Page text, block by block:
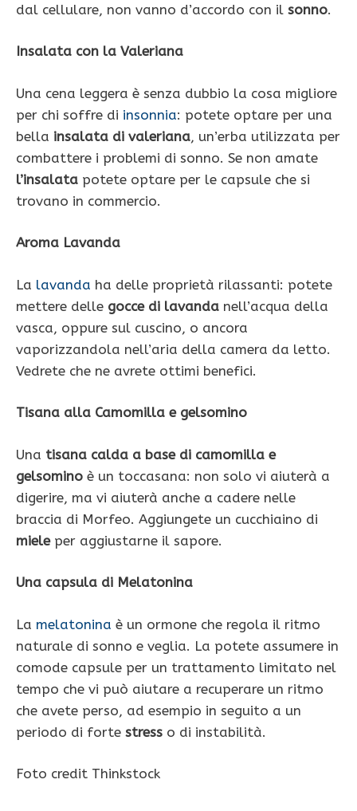
dal cellulare, non vanno d’accordo con il sonno.
Insalata con la Valeriana
Una cena leggera è senza dubbio la cosa migliore
per chi soffre di insonnia: potete optare per una
bella insalata di valeriana, un’erba utilizzata per
combattere i problemi di sonno. Se non amate
l’insalata potete optare per le capsule che si
trovano in commercio.
Aroma Lavanda
La lavanda ha delle proprietà rilassanti: potete
mettere delle gocce di lavanda nell’acqua della
vasca, oppure sul cuscino, o ancora
vaporizzandola nell’aria della camera da letto.
Vedrete che ne avrete ottimi benefici.
Tisana alla Camomilla e gelsomino
Una tisana calda a base di camomilla e
gelsomino è un toccasana: non solo vi aiuterà a
digerire, ma vi aiuterà anche a cadere nelle
braccia di Morfeo. Aggiungete un cucchiaino di
mieleper aggiustarne il sapore.
Una capsula di Melatonina
La melatonina è un ormone che regola il ritmo
naturale di sonno e veglia. La potete assumere in
comode capsule per un trattamento limitato nel
tempo che vi può aiutare a recuperare un ritmo
che avete perso, ad esempio in seguito a un
periodo di forte stress o di instabilità.
Foto credit Thinkstock